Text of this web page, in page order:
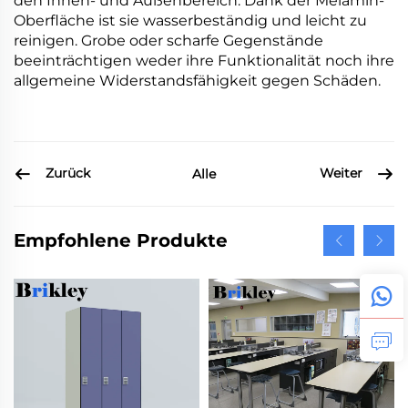
Oberfläche ist sie wasserbeständig und leicht zu
reinigen. Grobe oder scharfe Gegenstände
beeinträchtigen weder ihre Funktionalität noch ihre
allgemeine Widerstandsfähigkeit gegen Schäden.
Zurück Alle Weiter
Empfohlene Produkte